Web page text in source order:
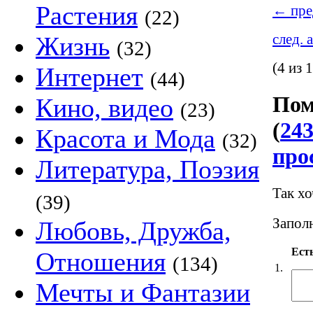
Растения (22)
Жизнь (32)
Интернет (44)
Кино, видео (23)
Красота и Мода (32)
Литература, Поэзия
(39)
Любовь, Дружба,
Отношения (134)
Мечты и Фантазии
←
след.
(4 из
(
Так
1.